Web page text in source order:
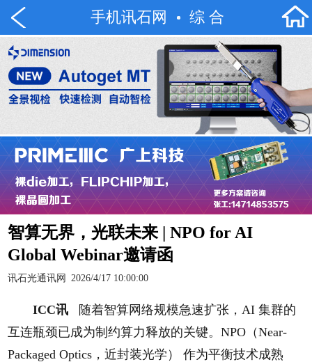
手机讯石网 综 合
智算无界，光联未来 | NPO for AI
Global Webinar邀请函
讯石光通讯网 2026/4/17 10:00:00
ICC讯
随着智算网络规模急速扩张，AI 集群的
互连瓶颈已成为制约算力释放的关键。NPO（Near-
Packaged Optics，近封装光学） 作为平衡技术成熟